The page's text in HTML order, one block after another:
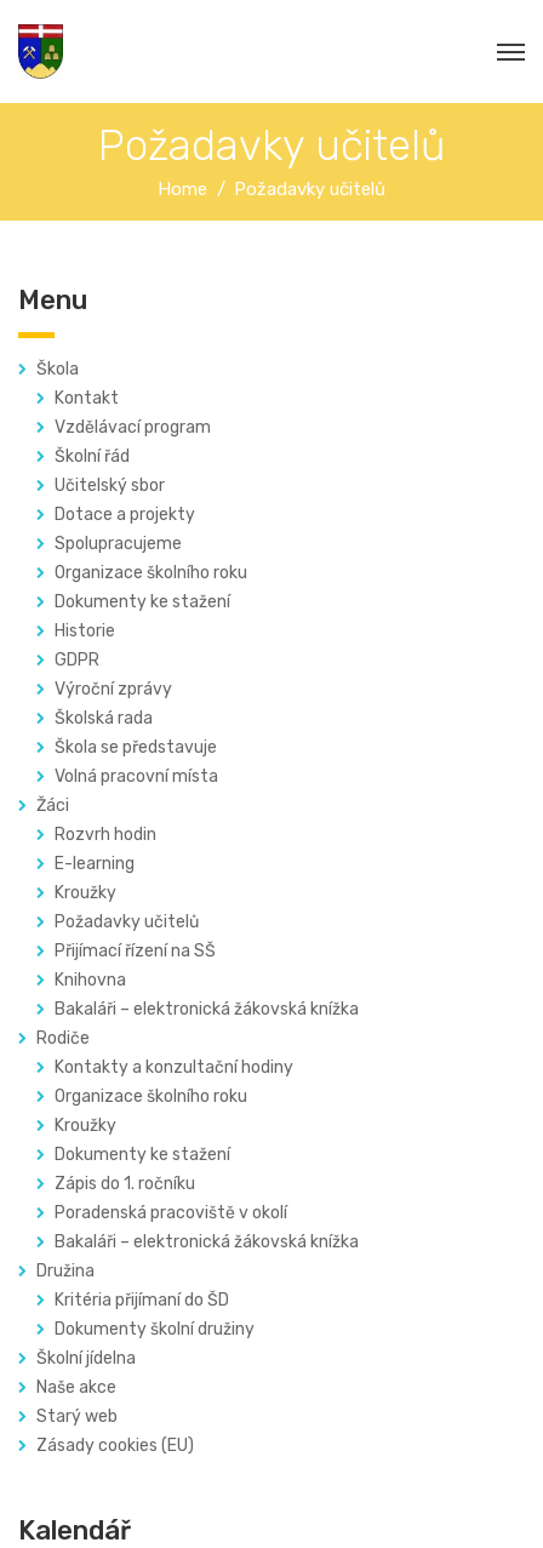
Požadavky učitelů
Home Požadavky učitelů
Menu
Škola
Kontakt
Vzdělávací program
Školní řád
Učitelský sbor
Dotace a projekty
Spolupracujeme
Organizace školního roku
Dokumenty ke stažení
Historie
GDPR
Výroční zprávy
Školská rada
Škola se představuje
Volná pracovní místa
Žáci
Rozvrh hodin
E-learning
Kroužky
Požadavky učitelů
Přijímací řízení na SŠ
Knihovna
Bakaláři – elektronická žákovská knížka
Rodiče
Kontakty a konzultační hodiny
Organizace školního roku
Kroužky
Dokumenty ke stažení
Zápis do 1. ročníku
Poradenská pracoviště v okolí
Bakaláři – elektronická žákovská knížka
Družina
Kritéria přijímaní do ŠD
Dokumenty školní družiny
Školní jídelna
Naše akce
Starý web
Zásady cookies (EU)
Kalendář